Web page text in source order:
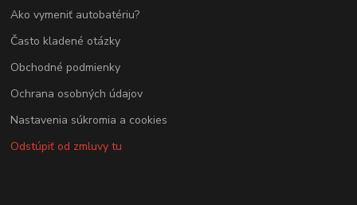
Ako vymeniť autobatériu?
Často kladené otázky
Obchodné podmienky
Ochrana osobných údajov
Nastavenia súkromia a cookies
Odstúpiť od zmluvy tu